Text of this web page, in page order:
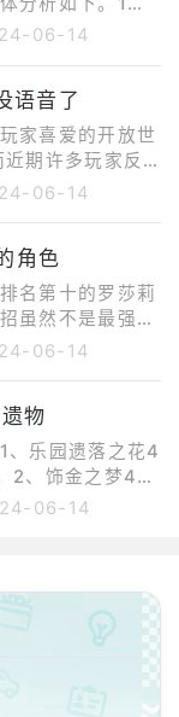
素精通&gt;元素
击伤害&gt;百分
通&gt;元素充能
击头。
06-14
语音了
家喜爱的开放世
期许多玩家反
话声音突然消
对话声音消失。
们可以尝试重
网络连接来解决
客服寻求帮
06-14
角色
名第十的罗莎莉
虽然不是最强
，其倍率高达2,
，达到了3,03
在团队中的地位
的草主，以其3,
率，证明了自己
是队伍中不可或
对
06-14
物
、乐园遗落之花4
2、饰金之梦4件
流浪大地的乐
通，此时久岐忍
「乐园遗落之
」以增加超绽放
遗落之花」与三
梦」相比，牺牲
06-14